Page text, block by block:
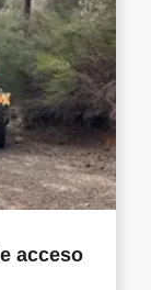
acceso